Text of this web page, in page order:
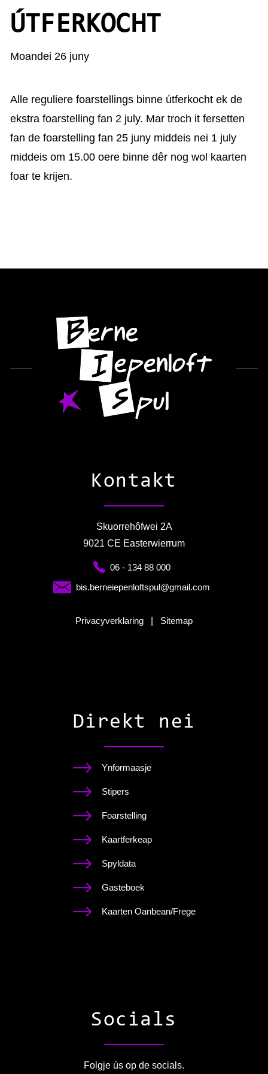
ÚTFERKOCHT
Moandei 26 juny
Alle reguliere foarstellings binne útferkocht ek de
ekstra foarstelling fan 2 july. Mar troch it fersetten
fan de foarstelling fan 25 juny middeis nei 1 july
middeis om 15.00 oere binne dêr nog wol kaarten
foar te krijen.
Kontakt
Skuorrehôfwei 2A
9021 CE Easterwierrum
06 - 134 88 000
bis.berneiepenloftspul@gmail.com
Privacyverklaring Sitemap
Direkt nei
Ynformaasje
Stipers
Foarstelling
Kaartferkeap
Spyldata
Gasteboek
Kaarten Oanbean/Frege
Socials
Folgje ús op de socials.